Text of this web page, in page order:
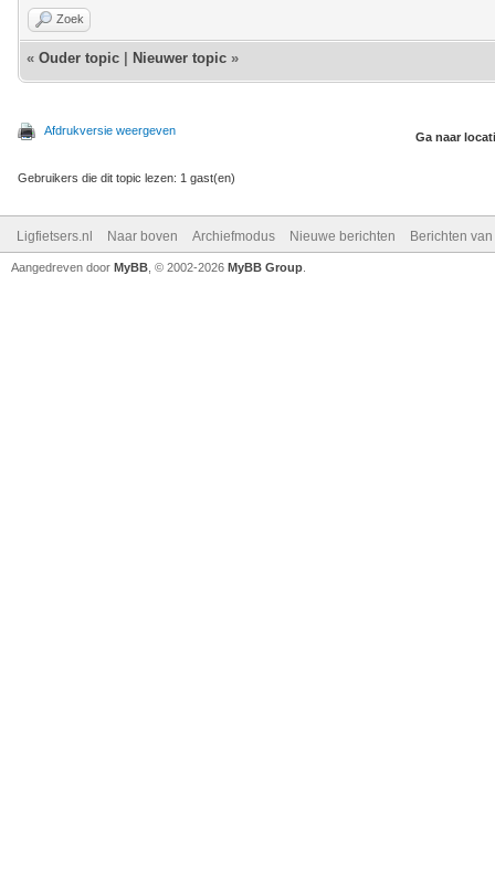
Zoek
« Ouder topic Nieuwer topic »
Afdrukversie weergeven Ga naar
Gebruikers die dit topic lezen: 1 gast(en)
Ligfietsers.nl Naar boven Archiefmodus Nieuwe berichten Berichten
Aangedreven door MyBB , © 2002-2026 MyBB Group